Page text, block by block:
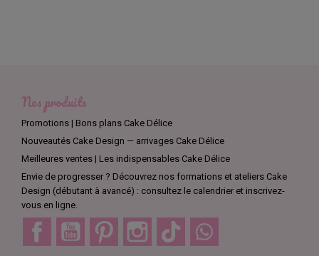
Nos produits
Promotions | Bons plans Cake Délice
Nouveautés Cake Design — arrivages Cake Délice
Meilleures ventes | Les indispensables Cake Délice
Envie de progresser ? Découvrez nos formations et ateliers Cake
Design (débutant à avancé) : consultez le calendrier et inscrivez-
vous en ligne.
Facebook YouTube Pinterest Instagram TikTok